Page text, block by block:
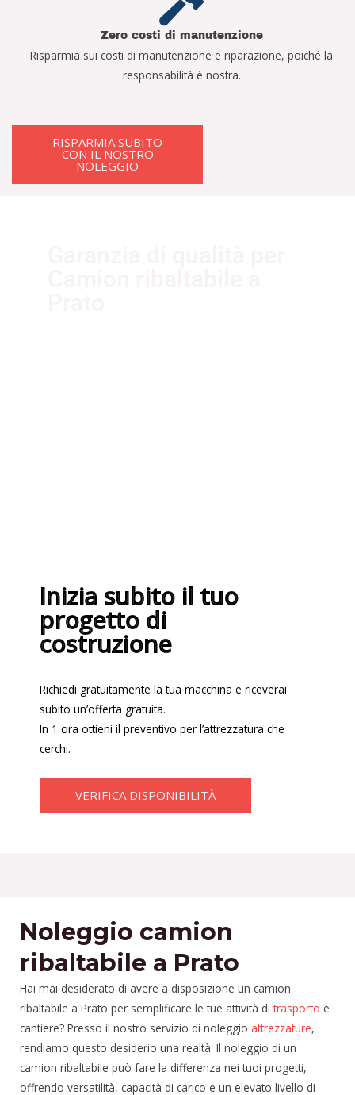
Zero costi di manutenzione
Risparmia sui costi di manutenzione e riparazione, poiché la
responsabilità è nostra.
RISPARMIA SUBITO
CON IL NOSTRO
NOLEGGIO
Inizia subito il tuo
progetto di
costruzione
Richiedi gratuitamente la tua macchina e riceverai
subito un’offerta gratuita.
In 1 ora ottieni il preventivo per l’attrezzatura che
cerchi.
VERIFICA DISPONIBILITÀ
Noleggio camion
ribaltabile a Prato
Hai mai desiderato di avere a disposizione un camion
ribaltabile a Prato per semplificare le tue attività ditrasporto e
cantiere? Presso il nostro servizio di noleggio attrezzature,
rendiamo questo desiderio una realtà. Il noleggio di un
camion ribaltabile può fare la differenza nei tuoi progetti,
offrendo versatilità, capacità di carico e un elevato livello di